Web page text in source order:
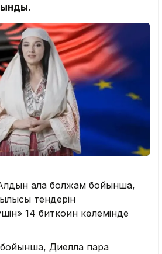
ала болжам бойынша,
тендерін
14 биткоин көлемінде
бойынша, Диелла пара